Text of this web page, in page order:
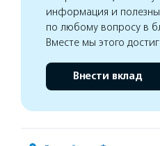
информация и
по любому вопросу в
Вместе мы этого
Внести вклад